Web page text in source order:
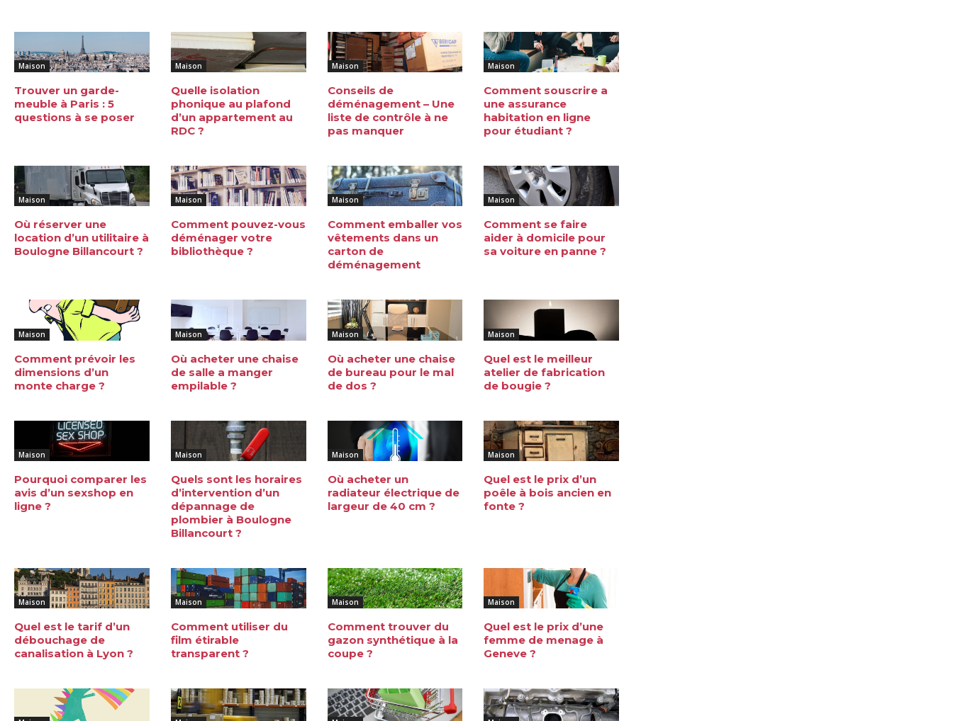
Maison
Trouver un garde-
meuble à Paris : 5
questions à se poser
Maison
Quelle isolation
phonique au plafond
d’un appartement au
RDC ?
Maison
Conseils de
déménagement – Une
liste de contrôle à ne
pas manquer
Maison
Comment souscrire a
une assurance
habitation en ligne
pour étudiant ?
Maison
Où réserver une
location d’un utilitaire à
Boulogne Billancourt ?
Maison
Comment pouvez-vous
déménager votre
bibliothèque ?
Maison
Comment emballer vos
vêtements dans un
carton de
déménagement
Maison
Comment se faire
aider à domicile pour
sa voiture en panne ?
Maison
Comment prévoir les
dimensions d’un
monte charge ?
Maison
Où acheter une chaise
de salle a manger
empilable ?
Maison
Où acheter une chaise
de bureau pour le mal
de dos ?
Maison
Quel est le meilleur
atelier de fabrication
de bougie ?
Maison
Pourquoi comparer les
avis d’un sexshop en
ligne ?
Maison
Quels sont les horaires
d’intervention d’un
dépannage de
plombier à Boulogne
Billancourt ?
Maison
Où acheter un
radiateur électrique de
largeur de 40 cm ?
Maison
Quel est le prix d’un
poêle à bois ancien en
fonte ?
Maison
Quel est le tarif d’un
débouchage de
canalisation à Lyon ?
Maison
Comment utiliser du
film étirable
transparent ?
Maison
Comment trouver du
gazon synthétique à la
coupe ?
Maison
Quel est le prix d’une
femme de menage à
Geneve ?